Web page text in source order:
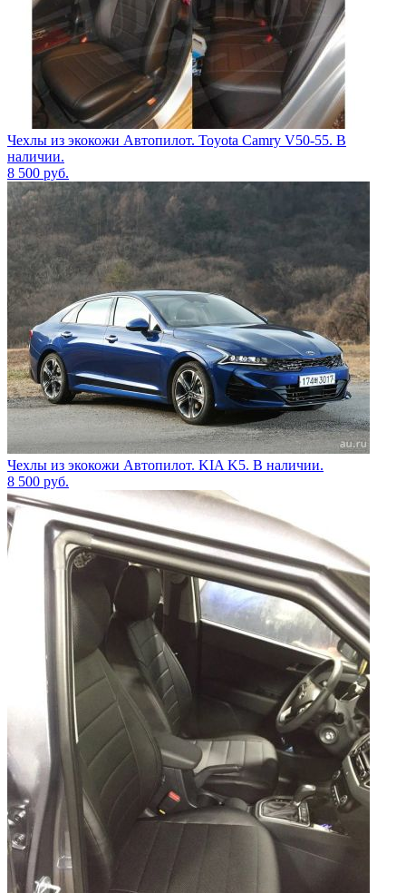
Чехлы из экокожи Автопилот. Toyota Camry V50-55. В
наличии.
8 500 руб.
Чехлы из экокожи Автопилот. KIA K5. В наличии.
8 500 руб.